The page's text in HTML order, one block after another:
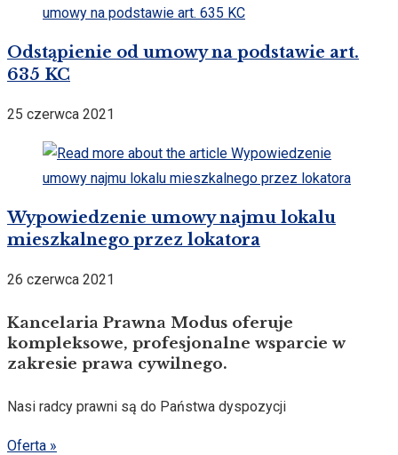
Odstąpienie od umowy na podstawie art.
635 KC
25 czerwca 2021
Wypowiedzenie umowy najmu lokalu
mieszkalnego przez lokatora
26 czerwca 2021
Kancelaria Prawna Modus oferuje
kompleksowe, profesjonalne wsparcie w
zakresie prawa cywilnego.
Nasi radcy prawni są do Państwa dyspozycji
Oferta »